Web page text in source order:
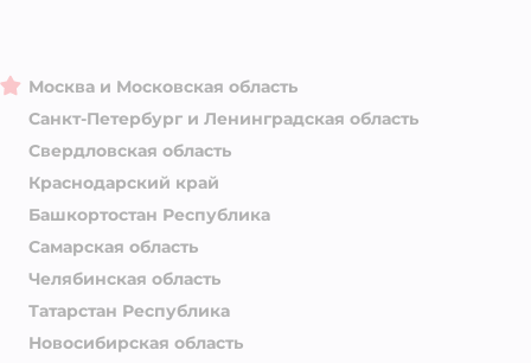
Москва и Московская область
Санкт-Петербург и Ленинградская область
Свердловская область
Краснодарский край
Башкортостан Республика
Самарская область
Челябинская область
Татарстан Республика
Новосибирская область